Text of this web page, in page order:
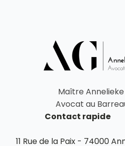
Maître Annelieke
Avocat au
Contact rapide
11 Rue de la Paix - 74000